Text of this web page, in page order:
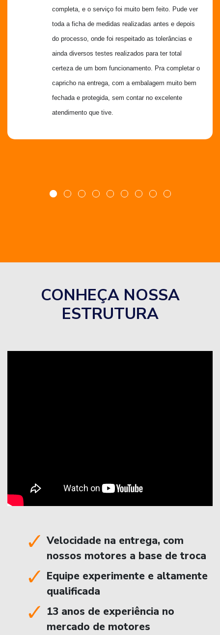
completa, e o serviço foi muito bem feito. Pude ver
toda a ficha de medidas realizadas antes e depois
do processo, onde foi respeitado as tolerâncias e
ainda diversos testes realizados para ter total
certeza de um bom funcionamento. Pra completar o
capricho na entrega, com a embalagem muito bem
fechada e protegida, sem contar no excelente
atendimento que tive.
CONHEÇA NOSSA
ESTRUTURA
Velocidade na entrega, com
nossos motores a base de troca
Equipe experimente e altamente
qualificada
13 anos de experiência no
mercado de motores